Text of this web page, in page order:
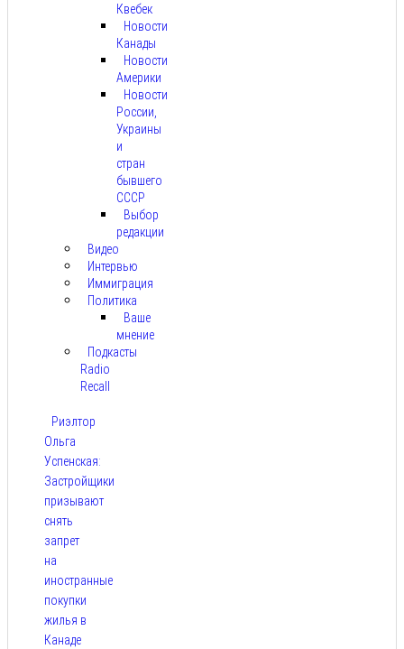
Квебек
Новости
Канады
Новости
Америки
Новости
России,
Украины
и
стран
бывшего
СССР
Выбор
редакции
Видео
Интервью
Иммиграция
Политика
Ваше
мнение
Подкасты
Radio
Recall
Риэлтор
Ольга
Успенская:
Застройщики
призывают
снять
запрет
на
иностранные
покупки
жилья в
Канаде